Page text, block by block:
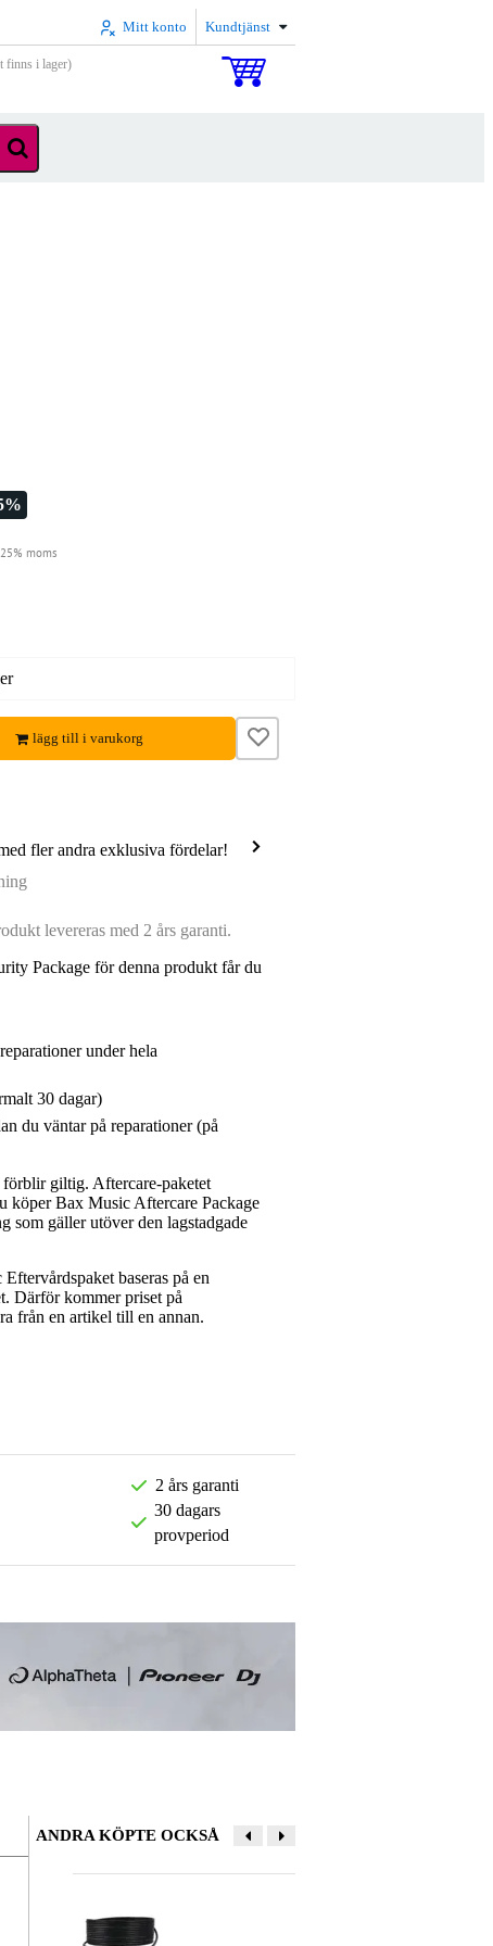
Mitt konto Kundtjänst
finns i lager)
moms
lägg till i varukorg
fler andra exklusiva fördelar!
levereras med 2 års garanti.
Package för denna produkt får du
under hela
30 dagar)
du väntar på reparationer (på
förblir giltig. Aftercare-paketet
köper Bax Music Aftercare Package
som gäller utöver den lagstadgade
baseras på en
Därför kommer priset på
från en artikel till en annan.
2 års garanti
30 dagars
provperiod
ANDRA KÖPTE OCKSÅ